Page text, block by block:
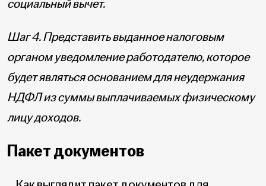
социальный вычет.
Шаг 4. Представить выданное налоговым
органом уведомление работодателю, которое
будет являться основанием для неудержания
НДФЛ из суммы выплачиваемых физическому
лицу доходов.
Пакет документов